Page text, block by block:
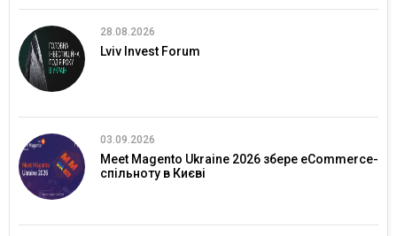
28.08.2026
Lviv Invest Forum
03.09.2026
Meet Magento Ukraine 2026 збере eCommerce-
спільноту в Києві